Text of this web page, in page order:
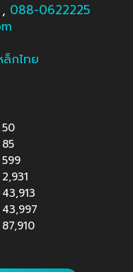
, 088-0622225
กไทย
50
85
599
2,931
43,913
43,997
87,910